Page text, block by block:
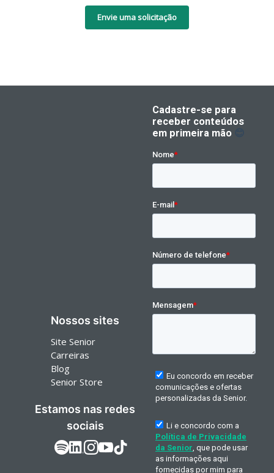
Envie uma solicitação
Nossos sites
Site Senior
Carreiras
Blog
Senior Store
Estamos nas redes
sociais